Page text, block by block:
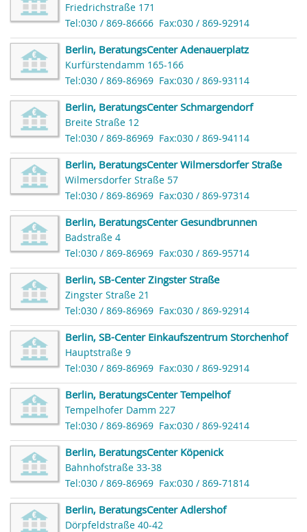
Friedrichstraße 171
Tel:030 / 869-86666 Fax:030 / 869-92914
Berlin, BeratungsCenter Adenauerplatz
Kurfürstendamm 165-166
Tel:030 / 869-86969 Fax:030 / 869-93114
Berlin, BeratungsCenter Schmargendorf
Breite Straße 12
Tel:030 / 869-86969 Fax:030 / 869-94114
Berlin, BeratungsCenter Wilmersdorfer Straße
Wilmersdorfer Straße 57
Tel:030 / 869-86969 Fax:030 / 869-97314
Berlin, BeratungsCenter Gesundbrunnen
Badstraße 4
Tel:030 / 869-86969 Fax:030 / 869-95714
Berlin, SB-Center Zingster Straße
Zingster Straße 21
Tel:030 / 869-86969 Fax:030 / 869-92914
Berlin, SB-Center Einkaufszentrum Storchenhof
Hauptstraße 9
Tel:030 / 869-86969 Fax:030 / 869-92914
Berlin, BeratungsCenter Tempelhof
Tempelhofer Damm 227
Tel:030 / 869-86969 Fax:030 / 869-92414
Berlin, BeratungsCenter Köpenick
Bahnhofstraße 33-38
Tel:030 / 869-86969 Fax:030 / 869-71814
Berlin, BeratungsCenter Adlershof
Dörpfeldstraße 40-42